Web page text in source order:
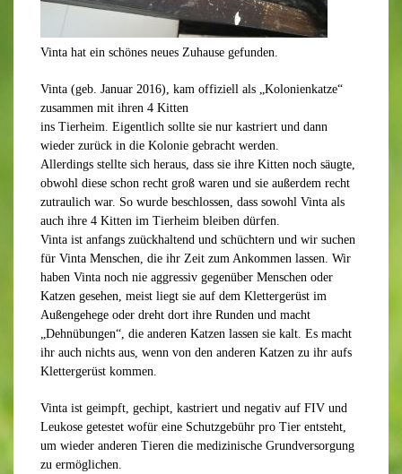
Vinta hat ein schönes neues Zuhause gefunden.
Vinta (geb. Januar 2016), kam offiziell als „Kolonienkatze“
zusammen mit ihren 4 Kitten
ins Tierheim. Eigentlich sollte sie nur kastriert und dann
wieder zurück in die Kolonie gebracht werden.
Allerdings stellte sich heraus, dass sie ihre Kitten noch säugte,
obwohl diese schon recht groß waren und sie außerdem recht
zutraulich war. So wurde beschlossen, dass sowohl Vinta als
auch ihre 4 Kitten im Tierheim bleiben dürfen.
Vinta ist anfangs zuückhaltend und schüchtern und wir suchen
für Vinta Menschen, die ihr Zeit zum Ankommen lassen. Wir
haben Vinta noch nie aggressiv gegenüber Menschen oder
Katzen gesehen, meist liegt sie auf dem Klettergerüst im
Außengehege oder dreht dort ihre Runden und macht
„Dehnübungen“, die anderen Katzen lassen sie kalt. Es macht
ihr auch nichts aus, wenn von den anderen Katzen zu ihr aufs
Klettergerüst kommen.
Vinta ist geimpft, gechipt, kastriert und negativ auf FIV und
Leukose getestet wofür eine Schutzgebühr pro Tier entsteht,
um wieder anderen Tieren die medizinische Grundversorgung
zu ermöglichen.